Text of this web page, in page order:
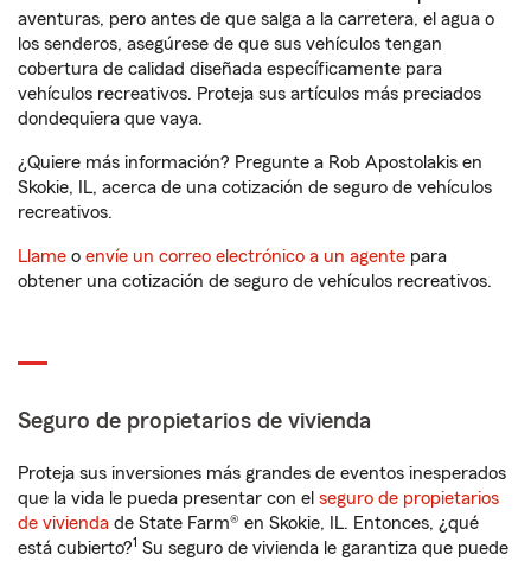
aventuras, pero antes de que salga a la carretera, el agua o
los senderos, asegúrese de que sus vehículos tengan
cobertura de calidad diseñada específicamente para
vehículos recreativos. Proteja sus artículos más preciados
dondequiera que vaya.
¿Quiere más información? Pregunte a Rob Apostolakis en
Skokie, IL, acerca de una cotización de seguro de vehículos
recreativos.
Llame o envíe un correo electrónico a un agente para
obtener una cotización de seguro de vehículos recreativos.
Seguro de propietarios de vivienda
Proteja sus inversiones más grandes de eventos inesperados
que la vida le pueda presentar con el seguro de propietarios
de vivienda de State Farm® en Skokie, IL. Entonces, ¿qué
está cubierto?1 Su seguro de vivienda le garantiza que puede